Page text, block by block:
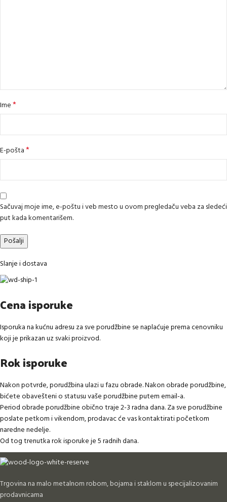
Ime*
E-pošta*
Sačuvaj moje ime, e-poštu i veb mesto u ovom pregledaču veba za sledeći
put kada komentarišem.
Slanje i dostava
Cena isporuke
Isporuka na kućnu adresu za sve porudžbine se naplaćuje prema cenovniku
koji je prikazan uz svaki proizvod.
Rok isporuke
Nakon potvrde, porudžbina ulazi u fazu obrade. Nakon obrade porudžbine,
bićete obavešteni o statusu vaše porudžbine putem email-a.
Period obrade porudžbine obično traje 2-3 radna dana. Za sve porudžbine
poslate petkom i vikendom, prodavac će vas kontaktirati početkom
naredne nedelje.
Od tog trenutka rok isporuke je 5 radnih dana.
Trgovina na malo metalnom robom, bojama i staklom u specijalizovanim
prodavnicama